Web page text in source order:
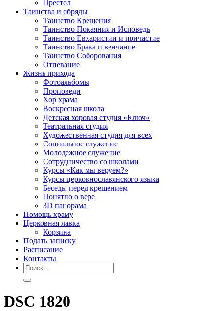
Престол
Таинства и обряды
Таинство Крещения
Таинство Покаяния и Исповедь
Таинство Евхаристии и причастие
Таинство Брака и венчание
Таинство Соборования
Отпевание
Жизнь прихода
Фотоальбомы
Проповеди
Хор храма
Воскресная школа
Детская хоровая студия «Ключ»
Театральная студия
Х​удожественная студия для всех
Социальное служение
Молодежное служение
Сотрудничество со школами
Курсы «Как мы веруем?»
Курсы церковнославянского языка
Беседы перед крещением
Понятно о вере
3D панорама
Помощь храму
Церковная лавка
Корзина
Подать записку
Расписание
Контакты
DSC 1820